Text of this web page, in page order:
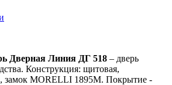
Дверная Линия ДГ 518 – дверь
Конструкция: щитовая,
замок MORELLI 1895М. Покрытие -